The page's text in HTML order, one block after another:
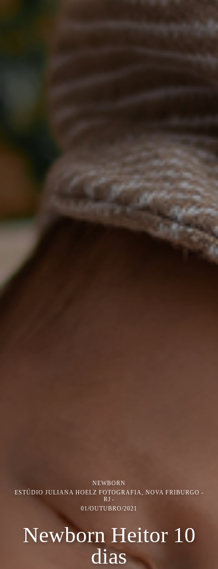
NEWBORN
ESTÚDIO JULIANA HOELZ FOTOGRAFIA, NOVA FRIBURGO -
RJ
01/OUTUBRO/2021
Newborn Heitor 10
dias